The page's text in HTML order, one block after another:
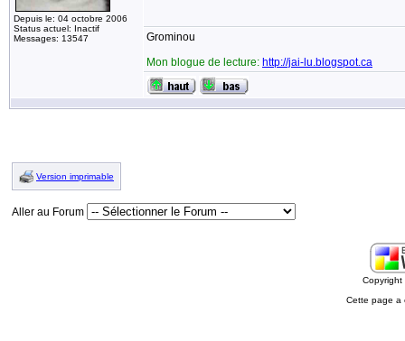
Depuis le: 04 octobre 2006
Status actuel: Inactif
Messages: 13547
Grominou
Mon blogue de lecture: http://jai-lu.blogspot.ca
Version imprimable
Aller au Forum
Cette page a